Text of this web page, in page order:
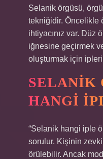
Selanik örgüsü,
tekniğidir. Öncelikle
ihtiyacınız var. Düz
iğnesine geçirmek
oluşturmak için
SELANIK
HANGI
“Selanik hangi iple
sorulur. Kişinin
örülebilir. Ancak